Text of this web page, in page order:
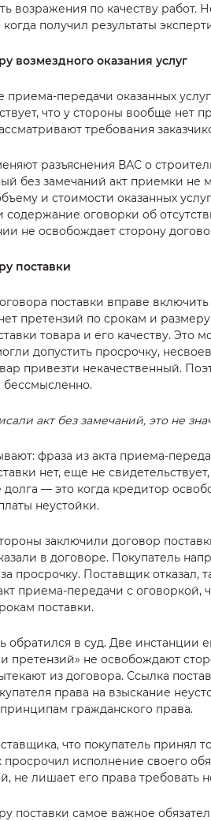
возражения по качеству работ.
когда получил результаты
возмездного оказания услуг
приема-передачи оказанных
что у стороны вообще нет
требования
разъяснения ВАС о
без замечаний акт приемки не
и стоимости оказанных
содержание оговорки об
не освобождает сторону
поставки
поставки вправе
претензий по срокам и
товара и его качеству. Это
допустить просрочку,
привезти некачественный.
бессмысленно.
акт без замечаний, это не
фраза из акта приема-
нет, еще не
— это когда кредитор
неустойки.
заключили договор
в договоре. Покупатель
просрочку. Поставщик отказал,
приема-передачи с оговоркой,
поставки.
обратился в суд. Две
претензий» не освобождают
из договора. Ссылка
права на взыскание
гражданского права.
что покупатель принял
исполнение своего
не лишает его права требовать
поставки самое важное